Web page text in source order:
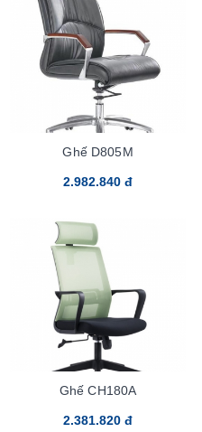
Ghế D805M
2.982.840 đ
Ghế CH180A
2.381.820 đ